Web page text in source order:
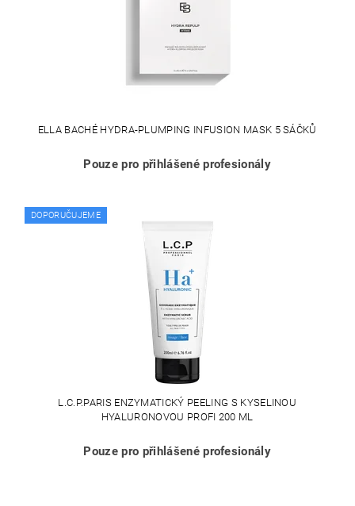
ELLA BACHÉ HYDRA-PLUMPING INFUSION MASK 5 SÁČKŮ
Pouze pro přihlášené profesionály
DOPORUČUJEME
L.C.P.PARIS ENZYMATICKÝ PEELING S KYSELINOU
HYALURONOVOU PROFI 200 ML
Pouze pro přihlášené profesionály